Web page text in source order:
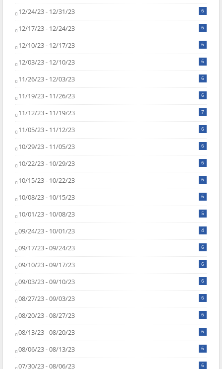
12/24/23 - 12/31/23 6
12/17/23 - 12/24/23 6
12/10/23 - 12/17/23 6
12/03/23 - 12/10/23 6
11/26/23 - 12/03/23 6
11/19/23 - 11/26/23 6
11/12/23 - 11/19/23 7
11/05/23 - 11/12/23 6
10/29/23 - 11/05/23 6
10/22/23 - 10/29/23 6
10/15/23 - 10/22/23 6
10/08/23 - 10/15/23 6
10/01/23 - 10/08/23 5
09/24/23 - 10/01/23 4
09/17/23 - 09/24/23 6
09/10/23 - 09/17/23 6
09/03/23 - 09/10/23 6
08/27/23 - 09/03/23 6
08/20/23 - 08/27/23 6
08/13/23 - 08/20/23 6
08/06/23 - 08/13/23 6
07/30/23 - 08/06/23 6